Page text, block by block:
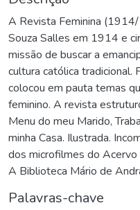
A Revista Feminina
Souza Salles em 1914 e
missão de buscar a
cultura católica tradicional.
colocou em pauta temas
feminino. A revista
Menu do meu Marido,
minha Casa. Ilustrada.
dos microfilmes do Acervo
A Biblioteca Mário de
Palavras-chave